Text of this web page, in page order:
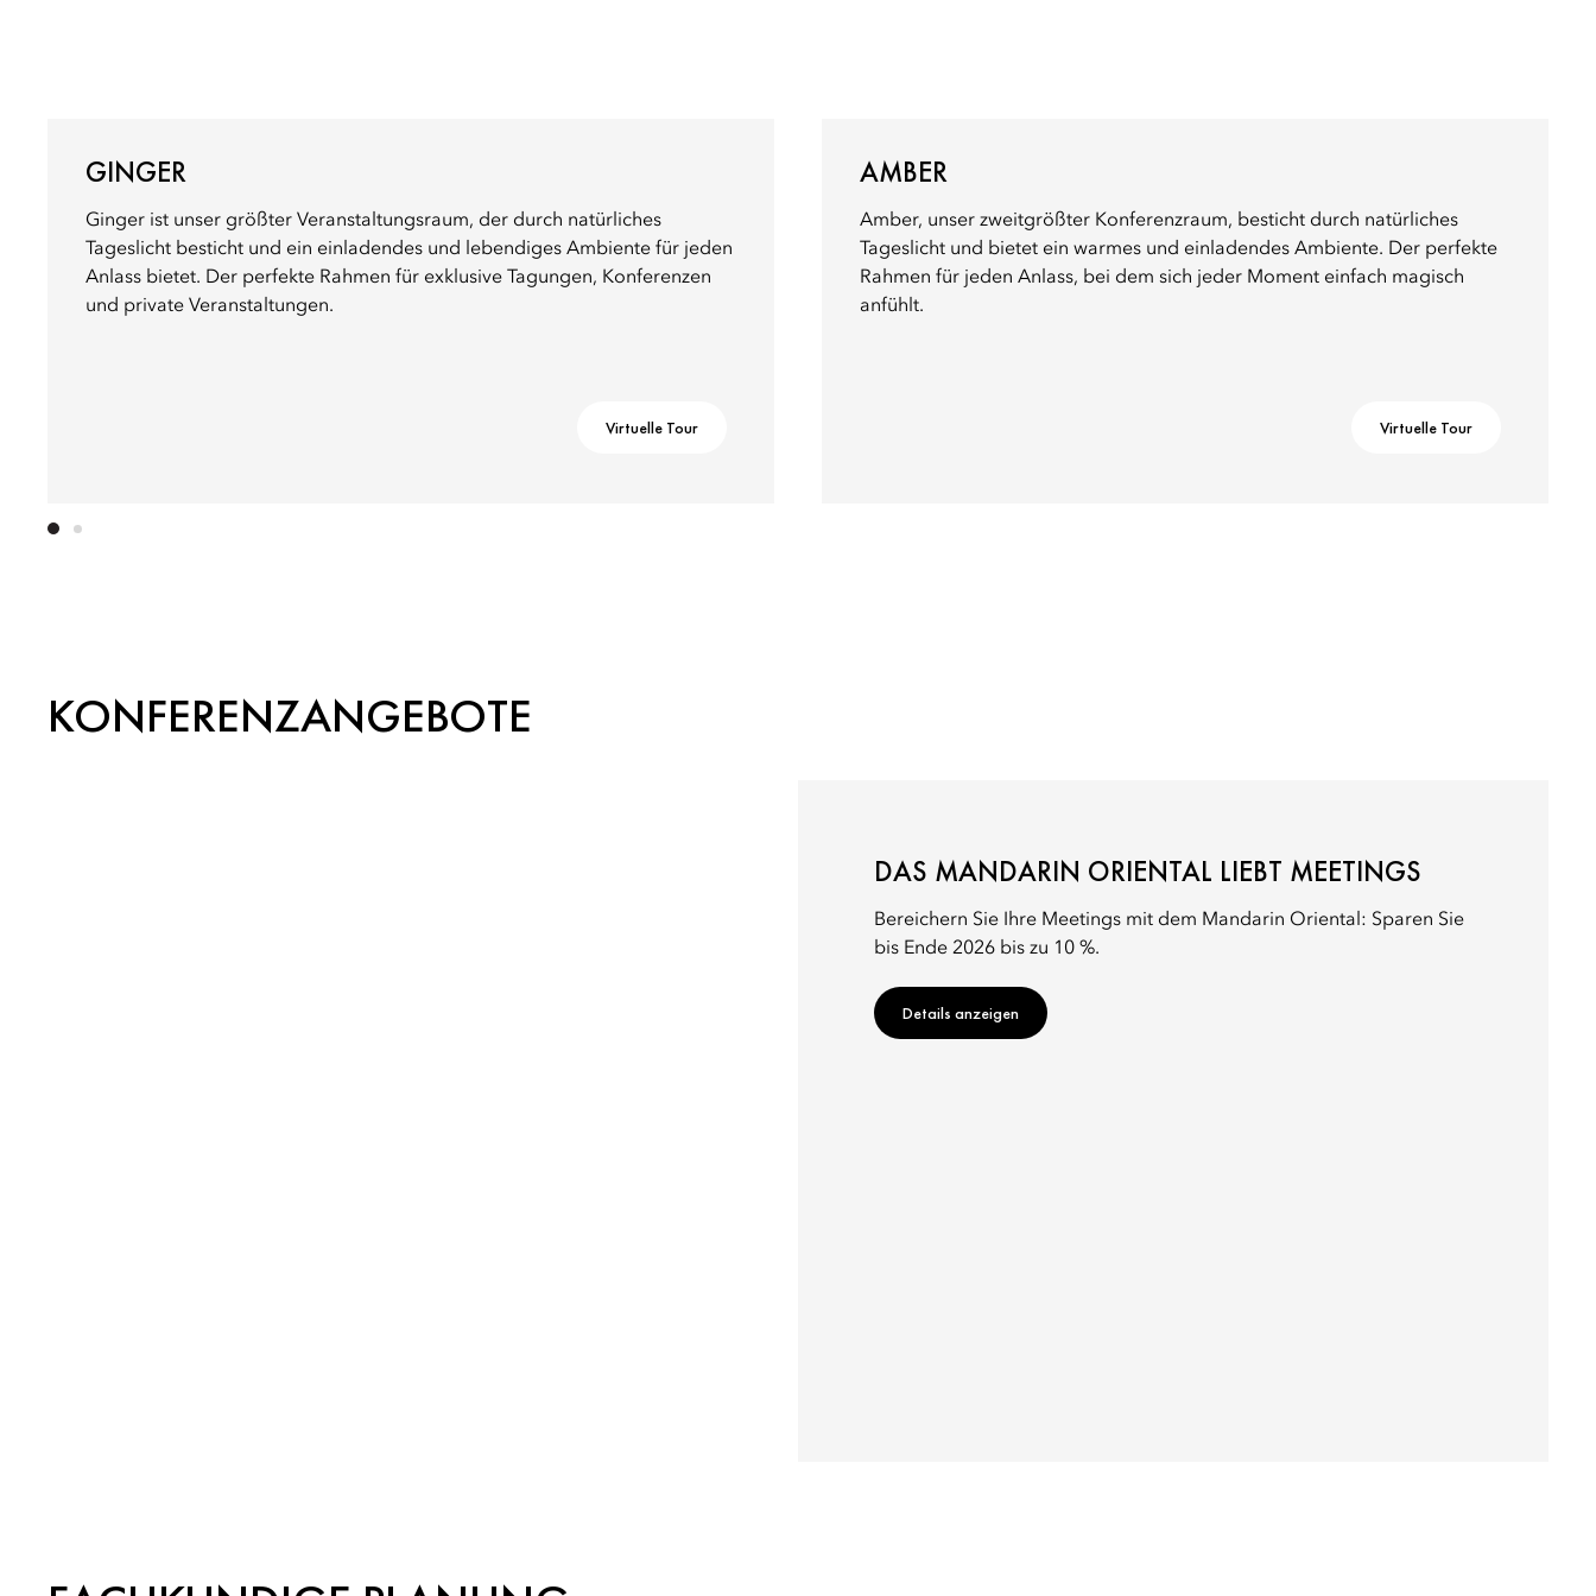
GINGER
Ginger ist unser größter Veranstaltungsraum, der durch natürliches
Tageslicht besticht und ein einladendes und lebendiges Ambiente für jeden
Anlass bietet. Der perfekte Rahmen für exklusive Tagungen, Konferenzen
und private Veranstaltungen.
Virtuelle Tour
AMBER
Amber, unser zweitgrößter Konferenzraum, besticht durch natürliches
Tageslicht und bietet ein warmes und einladendes Ambiente. Der perfekte
Rahmen für jeden Anlass, bei dem sich jeder Moment einfach magisch
anfühlt.
Virtuelle Tour
KONFERENZANGEBOTE
DAS MANDARIN ORIENTAL LIEBT MEETINGS
Bereichern Sie Ihre Meetings mit dem Mandarin Oriental: Sparen Sie
bis Ende 2026 bis zu 10 %.
Details anzeigen